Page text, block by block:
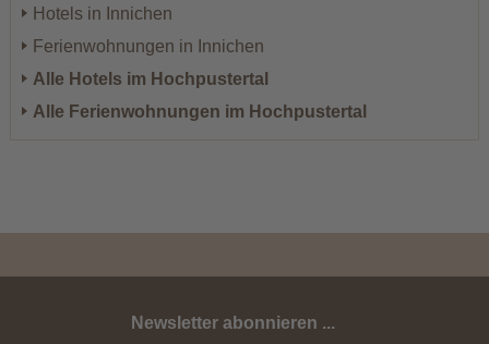
Hotels in Innichen
Ferienwohnungen in Innichen
Alle Hotels im Hochpustertal
Alle Ferienwohnungen im Hochpustertal
Newsletter abonnieren ...